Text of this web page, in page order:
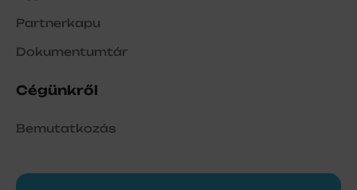
Partnerkapu
Dokumentumtár
Cégünkről
Bemutatkozás